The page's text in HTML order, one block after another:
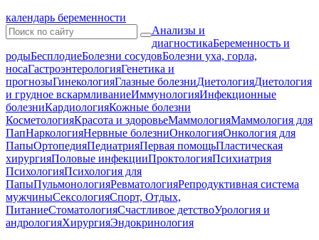
календарь беременности
Анализы и
диагностикаБеременность и
родыБесплодиеБолезни сосудовБолезни уха, горла,
носаГастроэнтерологияГенетика и
прогнозыГинекологияГлазные болезниДиетологияДиетология
и грудное вскармливаниеИммунологияИнфекционные
болезниКардиологияКожные болезни
КосметологияКрасота и здоровьеМаммологияМаммология для
ПапНаркологияНервные болезниОнкологияОнкология для
ПапыОртопедияПедиатрияПервая помощьПластическая
хирургияПоловые инфекцииПроктологияПсихиатрия
ПсихологияПсихология для
ПапыПульмонологияРевматологияРепродуктивная система
мужчиныСексологияСпорт, Отдых,
ПитаниеСтоматологияСчастливое детствоУрология и
андрологияХирургияЭндокринология